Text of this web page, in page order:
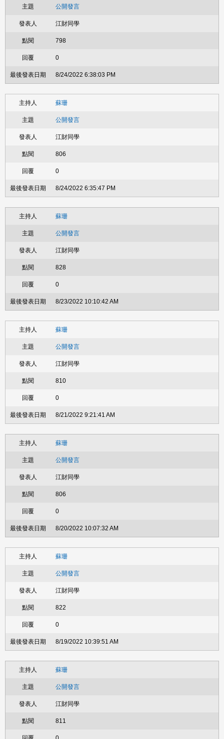
公開發言
江財同學
798
0
8/24/2022 6:38:03 PM
蘇珊
公開發言
江財同學
806
0
8/24/2022 6:35:47 PM
蘇珊
公開發言
江財同學
828
0
8/23/2022 10:10:42 AM
蘇珊
公開發言
江財同學
810
0
8/21/2022 9:21:41 AM
蘇珊
公開發言
江財同學
806
0
8/20/2022 10:07:32 AM
蘇珊
公開發言
江財同學
822
0
8/19/2022 10:39:51 AM
蘇珊
公開發言
江財同學
811